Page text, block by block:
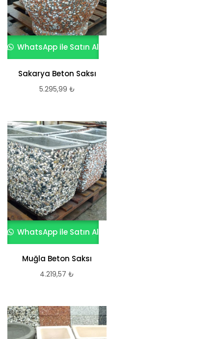
WhatsApp ile Satın Al
Sakarya Beton Saksı
5.295,99 ₺
WhatsApp ile Satın Al
Muğla Beton Saksı
4.219,57 ₺